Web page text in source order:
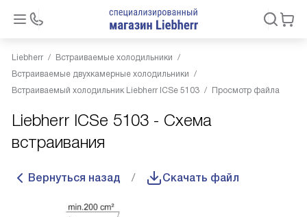
Liebherr
Встраиваемые холодильники
Встраиваемые двухкамерные холодильники
Встраиваемый холодильник Liebherr ICSe 5103
Просмотр файла
Liebherr ICSe 5103 - Схема
встраивания
Вернуться назад Скачать файл